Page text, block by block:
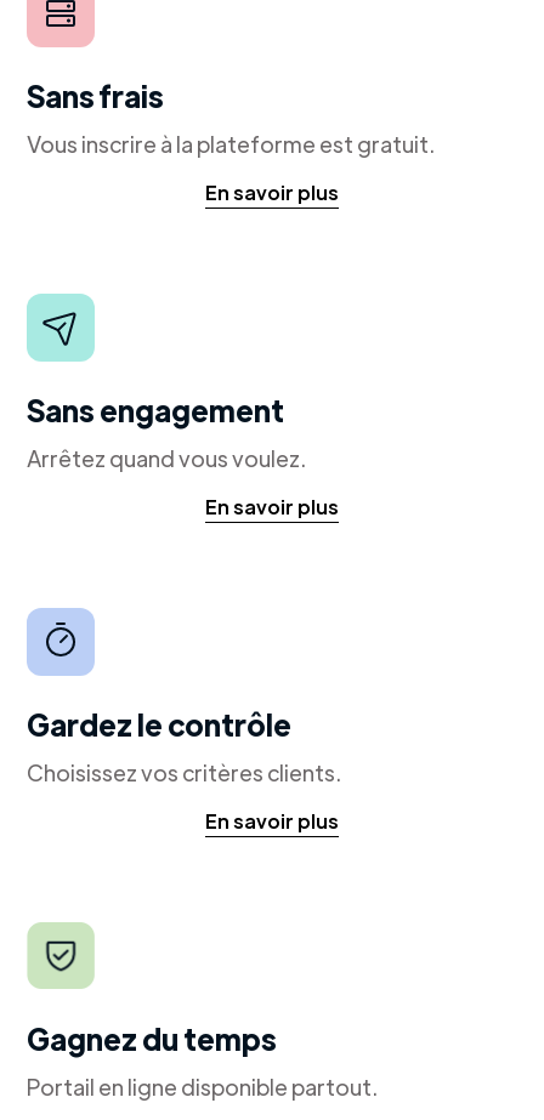
Sans frais
Vous inscrire à la plateforme est gratuit.
En savoir plus
Sans engagement
Arrêtez quand vous voulez.
En savoir plus
Gardez le contrôle
Choisissez vos critères clients.
En savoir plus
Gagnez du temps
Portail en ligne disponible partout.